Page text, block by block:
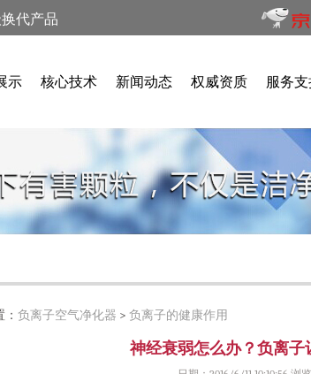
代产品
示 核心技术 新闻动态 权威资质 服务
负离子空气净化器 > 负离子的健康作用
神经衰弱怎么办？负离子